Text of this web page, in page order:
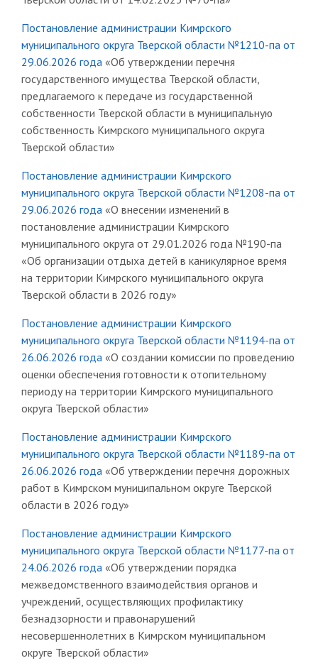
Постановление администрации Кимрского
муниципального округа Тверской области №1210-па от
29.06.2026 года «Об утверждении перечня
государственного имущества Тверской области,
предлагаемого к передаче из государственной
собственности Тверской области в муниципальную
собственность Кимрского муниципального округа
Тверской области»
Постановление администрации Кимрского
муниципального округа Тверской области №1208-па от
29.06.2026 года «О внесении изменений в
постановление администрации Кимрского
муниципального округа от 29.01.2026 года №190-па
«Об организации отдыха детей в каникулярное время
на территории Кимрского муниципального округа
Тверской области в 2026 году»
Постановление администрации Кимрского
муниципального округа Тверской области №1194-па от
26.06.2026 года «О создании комиссии по проведению
оценки обеспечения готовности к отопительному
периоду на территории Кимрского муниципального
округа Тверской области»
Постановление администрации Кимрского
муниципального округа Тверской области №1189-па от
26.06.2026 года «Об утверждении перечня дорожных
работ в Кимрском муниципальном округе Тверской
области в 2026 году»
Постановление администрации Кимрского
муниципального округа Тверской области №1177-па от
24.06.2026 года «Об утверждении порядка
межведомственного взаимодействия органов и
учреждений, осуществляющих профилактику
безнадзорности и правонарушений
несовершеннолетних в Кимрском муниципальном
округе Тверской области»